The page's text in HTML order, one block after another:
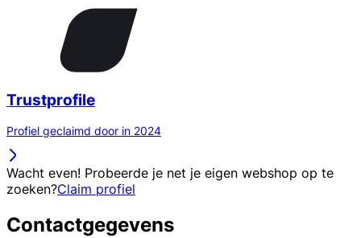
Trustprofile
Profiel geclaimd door in 2024
Wacht even! Probeerde je net je eigen webshop op te
zoeken?Claim profiel
Contactgegevens